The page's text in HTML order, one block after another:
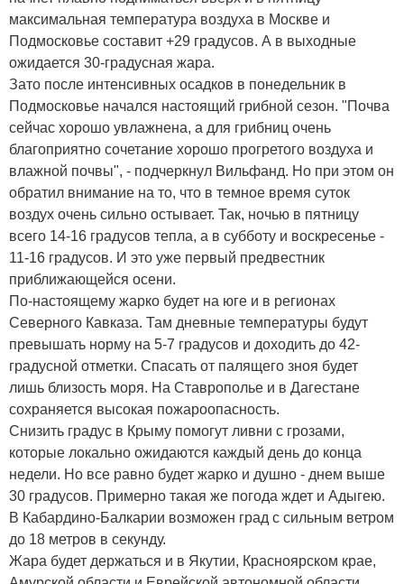
максимальная температура воздуха в Москве и
Подмосковье составит +29 градусов. А в выходные
ожидается 30-градусная жара.
Зато после интенсивных осадков в понедельник в
Подмосковье начался настоящий грибной сезон. "Почва
сейчас хорошо увлажнена, а для грибниц очень
благоприятно сочетание хорошо прогретого воздуха и
влажной почвы", - подчеркнул Вильфанд. Но при этом он
обратил внимание на то, что в темное время суток
воздух очень сильно остывает. Так, ночью в пятницу
всего 14-16 градусов тепла, а в субботу и воскресенье -
11-16 градусов. И это уже первый предвестник
приближающейся осени.
По-настоящему жарко будет на юге и в регионах
Северного Кавказа. Там дневные температуры будут
превышать норму на 5-7 градусов и доходить до 42-
градусной отметки. Спасать от палящего зноя будет
лишь близость моря. На Ставрополье и в Дагестане
сохраняется высокая пожароопасность.
Снизить градус в Крыму помогут ливни с грозами,
которые локально ожидаются каждый день до конца
недели. Но все равно будет жарко и душно - днем выше
30 градусов. Примерно такая же погода ждет и Адыгею.
В Кабардино-Балкарии возможен град с сильным ветром
до 18 метров в секунду.
Жара будет держаться и в Якутии, Красноярском крае,